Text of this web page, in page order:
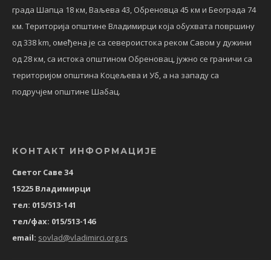
града Шапца 18 км, Ваљева 43, Обреновца 45 км и Београда 74
км. Територија општине Владимирци која обухвата површину
од 338 km, омеђена је са североистока реком Савом у дужини
од 28 км, са истока општином Обреновац, јужно се граничи са
територијом општина Коцељева и Уб, а на западу са
подручјем општине Шабац.
КОНТАКТ ИНФОРМАЦИЈЕ
Светог Саве 34
15225 Владимирци
тел: 015/513-141
тел/фах: 015/513-146
email: sovlad@vladimirci.org.rs